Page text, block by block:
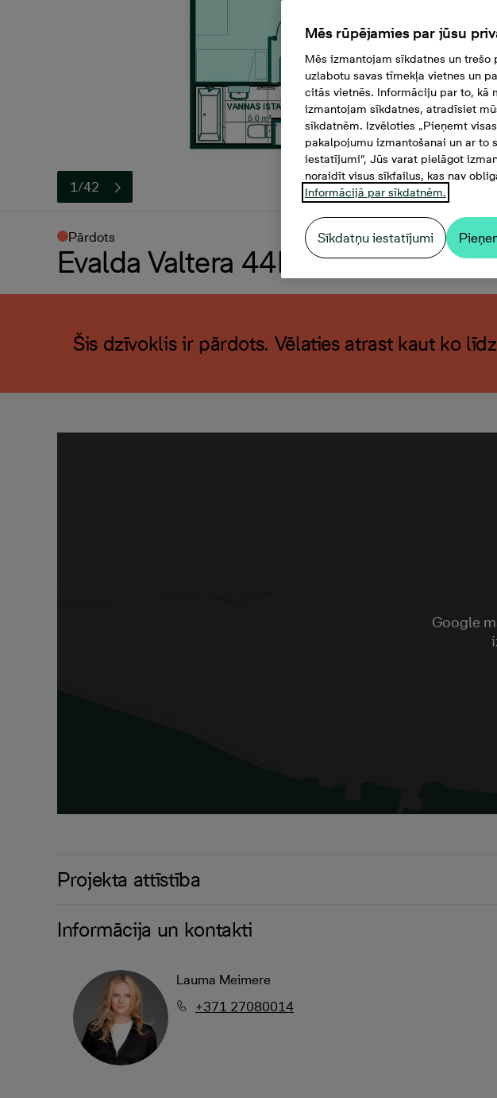
1/42
Pārdots
Evalda Valtera 44B-38, 3 -istabu
Šis dzīvoklis ir pārdots. Vēlaties atrast kaut ko
Google
Projekta attīstība
Informācija un kontakti
Lauma Meimere
+371 27080014
Mēs rūpējamies par jūsu
Mēs izmantojam sīkdatnes un
uzlabotu savas tīmekļa vietnes un
citās vietnēs. Informāciju par to, kā
izmantojam sīkdatnes, atradīsiet
sīkdatnēm. Izvēloties „Pieņemt
pakalpojumu izmantošanai un ar to
iestatījumi”, Jūs varat pielāgot
noraidīt visus sīkfailus, kas nav
Informācijā par sīkdatnēm.
Sīkdatņu iestatījumi